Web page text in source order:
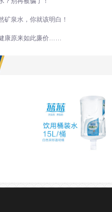
矿泉水，你就该明白！
健康原来如此廉价……